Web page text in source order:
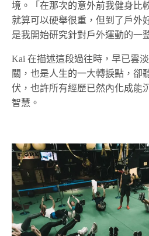
境。「在那次的意外前我健身比
就算可以硬舉很重，但到了戶外
是我開始研究針對戶外運動的一
Kai 在描述這段過往時，早已雲
關，也是人生的一大轉捩點，卻
伏，也許所有經歷已然內化成能
智慧。